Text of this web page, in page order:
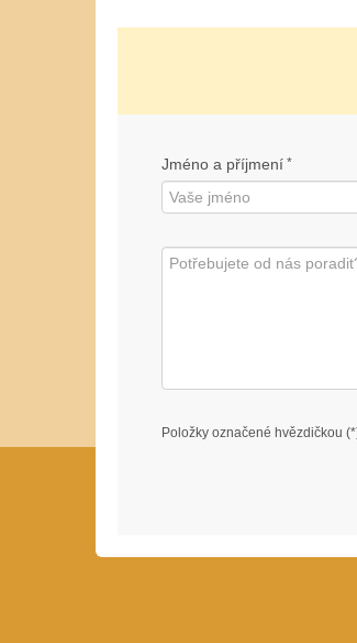
Jméno a příjmení *
Položky označené hvězdičkou